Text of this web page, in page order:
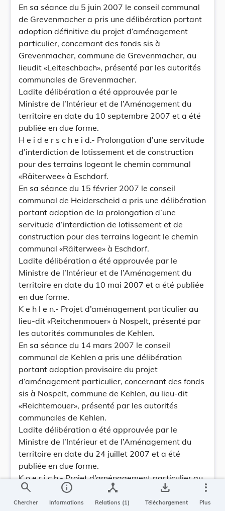
En sa séance du 5 juin 2007 le conseil communal
de Grevenmacher a pris une délibération portant
adoption définitive du projet d’aménagement
particulier, concernant des fonds sis à
Grevenmacher, commune de Grevenmacher, au
lieudit «Leiteschbach», présenté par les autorités
communales de Grevenmacher.
Ladite délibération a été approuvée par le
Ministre de l’Intérieur et de l’Aménagement du
territoire en date du 10 septembre 2007 et a été
publiée en due forme.
H e i d e r s c h e i d.- Prolongation d’une servitude
d’interdiction de lotissement et de construction
pour des terrains logeant le chemin communal
«Räiterwee» à Eschdorf.
En sa séance du 15 février 2007 le conseil
communal de Heiderscheid a pris une délibération
portant adoption de la prolongation d’une
servitude d’interdiction de lotissement et de
construction pour des terrains logeant le chemin
communal «Räiterwee» à Eschdorf.
Ladite délibération a été approuvée par le
Ministre de l’Intérieur et de l’Aménagement du
territoire en date du 10 mai 2007 et a été publiée
en due forme.
K e h l e n.- Projet d’aménagement particulier au
lieu-dit «Reitchenmouer» à Nospelt, présenté par
les autorités communales de Kehlen.
En sa séance du 14 mars 2007 le conseil
communal de Kehlen a pris une délibération
portant adoption provisoire du projet
d’aménagement particulier, concernant des fonds
sis à Nospelt, commune de Kehlen, au lieu-dit
«Reichtemouer», présenté par les autorités
communales de Kehlen.
Ladite délibération a été approuvée par le
Ministre de l’Intérieur et de l’Aménagement du
territoire en date du 24 juillet 2007 et a été
publiée en due forme.
K o e r i c h.- Projet d’aménagement particulier au
lieu-dit «Windhof» à Windhof, présenté par les
autorités communales de Koerich.
search
Chercher
info
Informations
device_hub
Relations (1)
save_alt
Téléchargement
more_vert
Plus